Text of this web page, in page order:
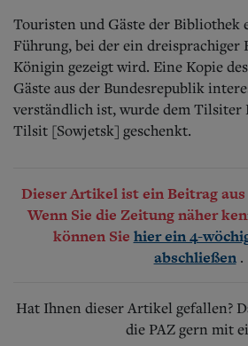
Touristen und Gäste der Bibliothek
Führung, bei der ein dreispra­chiger
Königin gezeigt wird. Eine Kopie
Gäste aus der Bundesrepublik
verständlich ist, wurde dem Tilsiter
Tilsit [Sowjetsk] geschenkt.
Dieser Artikel ist ein Beitrag
Wenn Sie die Zeitung näher
können Sie hier ein 4-
abschließen .
Hat Ihnen dieser Artikel gefallen?
die PAZ gern mit